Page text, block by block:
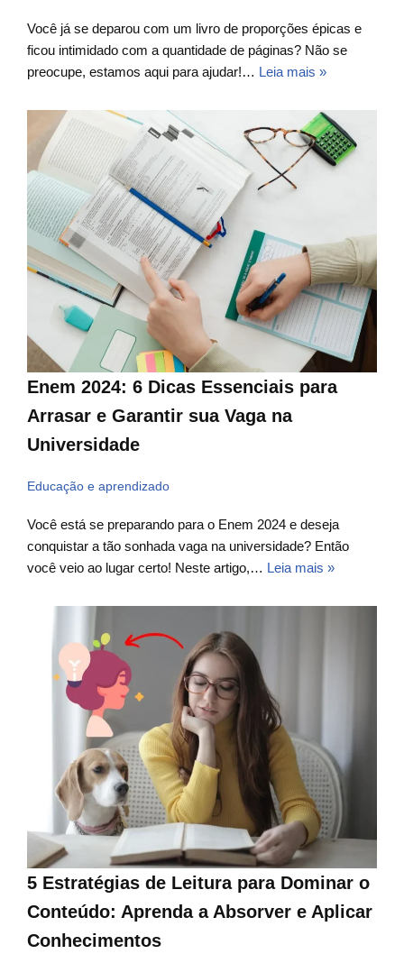
Você já se deparou com um livro de proporções épicas e
ficou intimidado com a quantidade de páginas? Não se
preocupe, estamos aqui para ajudar!… Leia mais »
Enem 2024: 6 Dicas Essenciais para
Arrasar e Garantir sua Vaga na
Universidade
Educação e aprendizado
Você está se preparando para o Enem 2024 e deseja
conquistar a tão sonhada vaga na universidade? Então
você veio ao lugar certo! Neste artigo,… Leia mais »
5 Estratégias de Leitura para Dominar o
Conteúdo: Aprenda a Absorver e Aplicar
Conhecimentos